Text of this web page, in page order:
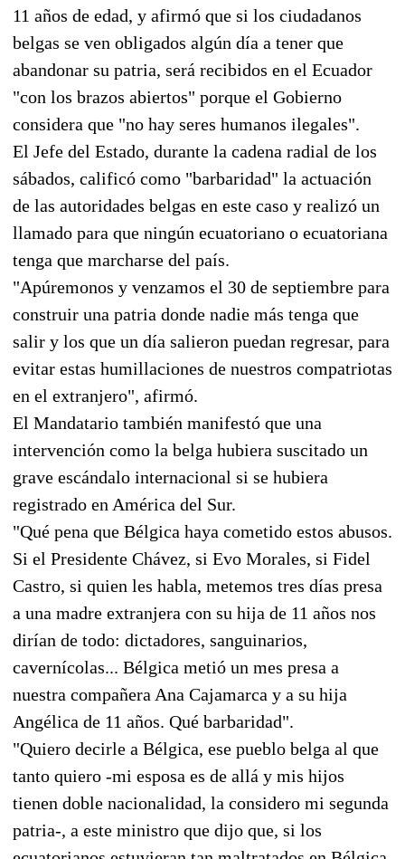
11 años de edad, y afirmó que si los ciudadanos
belgas se ven obligados algún día a tener que
abandonar su patria, será recibidos en el Ecuador
"con los brazos abiertos" porque el Gobierno
considera que "no hay seres humanos ilegales".
El Jefe del Estado, durante la cadena radial de los
sábados, calificó como "barbaridad" la actuación
de las autoridades belgas en este caso y realizó un
llamado para que ningún ecuatoriano o ecuatoriana
tenga que marcharse del país.
"Apúremonos y venzamos el 30 de septiembre para
construir una patria donde nadie más tenga que
salir y los que un día salieron puedan regresar, para
evitar estas humillaciones de nuestros compatriotas
en el extranjero", afirmó.
El Mandatario también manifestó que una
intervención como la belga hubiera suscitado un
grave escándalo internacional si se hubiera
registrado en América del Sur.
"Qué pena que Bélgica haya cometido estos abusos.
Si el Presidente Chávez, si Evo Morales, si Fidel
Castro, si quien les habla, metemos tres días presa
a una madre extranjera con su hija de 11 años nos
dirían de todo: dictadores, sanguinarios,
cavernícolas... Bélgica metió un mes presa a
nuestra compañera Ana Cajamarca y a su hija
Angélica de 11 años. Qué barbaridad".
"Quiero decirle a Bélgica, ese pueblo belga al que
tanto quiero -mi esposa es de allá y mis hijos
tienen doble nacionalidad, la considero mi segunda
patria-, a este ministro que dijo que, si los